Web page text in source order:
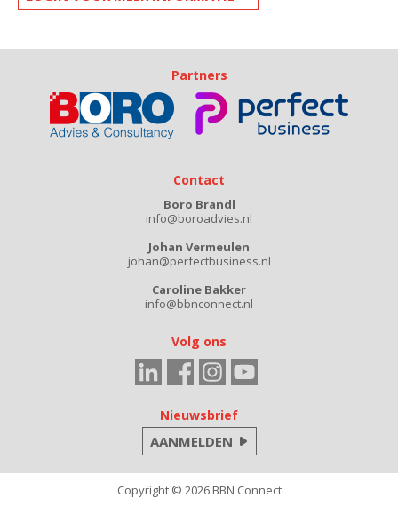
Partners
Contact
Boro Brandl
info@boroadvies.nl
Johan Vermeulen
johan@perfectbusiness.nl
Caroline Bakker
info@bbnconnect.nl
Volg ons
Nieuwsbrief
AANMELDEN
Copyright © 2026 BBN Connect